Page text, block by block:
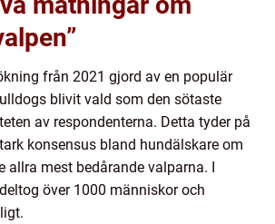
från 2021 gjord av en populär
blivit vald som den sötaste
av respondenterna. Detta tyder på
konsensus bland hundälskare om
allra mest bedårande valparna. I
över 1000 människor och